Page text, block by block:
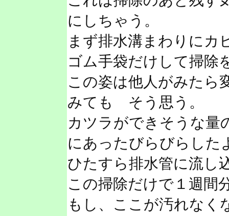
にしちゃう。
まず排水溝まわりにカ
ゴム手袋だけして掃除
この姿は他人がみたら
みても そう思う。
カツラができそうな量
にあったびらびらした
ひたすら排水管に流し
この掃除だけで１週間
もし、ここが汚れな